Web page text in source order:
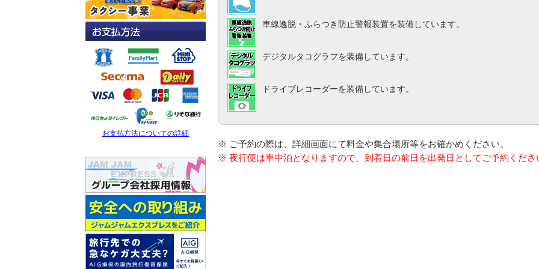
車線逸脱・ふらつき防止警報装置を装備しています。
デジタルタコグラフを装備しています。
ドライブレコーダーを装備しています。
※ ご予約の際は、詳細画面にて料金や集合場所等をお確かめください。
※ 夜行便は車中泊となりますので、到着日の前日を出発日としてご予約くださ
お支払方法についての詳細